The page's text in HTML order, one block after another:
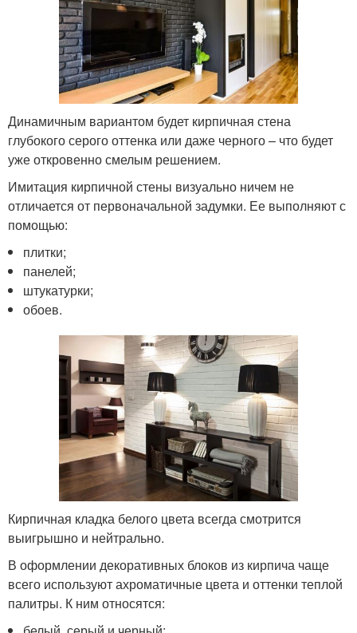
Динамичным вариантом будет кирпичная стена
глубокого серого оттенка или даже черного – что будет
уже откровенно смелым решением.
Имитация кирпичной стены визуально ничем не
отличается от первоначальной задумки. Ее выполняют с
помощью:
плитки;
панелей;
штукатурки;
обоев.
Кирпичная кладка белого цвета всегда смотрится
выигрышно и нейтрально.
В оформлении декоративных блоков из кирпича чаще
всего используют ахроматичные цвета и оттенки теплой
палитры. К ним относятся: